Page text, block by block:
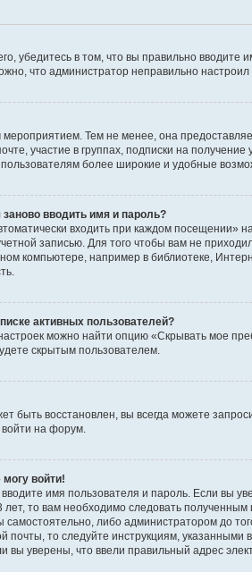
убедитесь в том, что вы правильно
что администратор неправильно
мероприятием. Тем не менее, она
участие в группах, подписки на
более широкие и удобные
вводить имя и пароль?
входить при каждом посещении»
записью. Для того чтобы вам не
компьютере, например в библиотеке,
активных пользователей?
можно найти опцию «Скрывать мое
скрытым пользователем.
быть восстановлен, вы всегда можете
войти на форум.
могу войти!
имя пользователя и пароль. Если вы
то вам необходимо следовать
либо администратором до
почты, то следуйте инструкциям,
вы уверены, что ввели правильный адрес